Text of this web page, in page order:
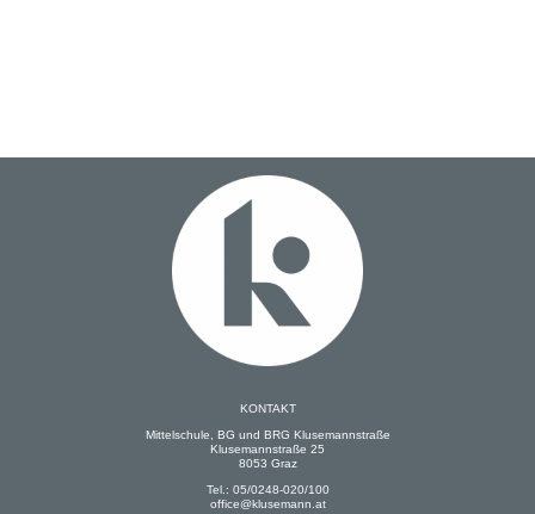
KONTAKT
Mittelschule, BG und BRG Klusemannstraße
Klusemannstraße 25
8053 Graz
Tel.: 05/0248-020/100
office@klusemann.at